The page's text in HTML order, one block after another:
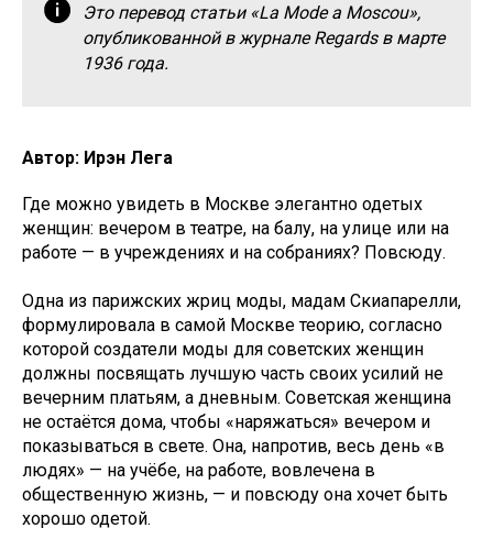
Это перевод статьи «La Mode a Moscou»,
опубликованной в журнале Regards в марте
1936 года.
Автор: Ирэн Лега
Где можно увидеть в Москве элегантно одетых
женщин: вечером в театре, на балу, на улице или на
работе — в учреждениях и на собраниях? Повсюду.
Одна из парижских жриц моды, мадам Скиапарелли,
формулировала в самой Москве теорию, согласно
которой создатели моды для советских женщин
должны посвящать лучшую часть своих усилий не
вечерним платьям, а дневным. Советская женщина
не остаётся дома, чтобы «наряжаться» вечером и
показываться в свете. Она, напротив, весь день «в
людях» — на учёбе, на работе, вовлечена в
общественную жизнь, — и повсюду она хочет быть
хорошо одетой.